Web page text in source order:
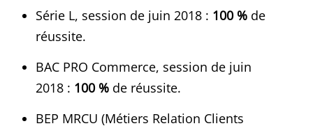
Série L, session de juin 2018 : 100 % de
réussite.
BAC PRO Commerce, session de juin
2018 : 100 % de réussite.
BEP MRCU (Métiers Relation Clients